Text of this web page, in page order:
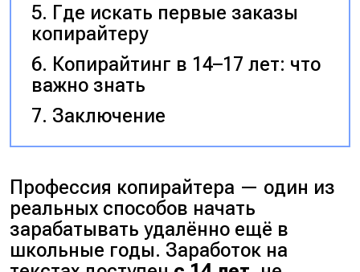
Где искать первые заказы
копирайтеру
Копирайтинг в 14–17 лет: что
важно знать
Заключение
Профессия копирайтера — один из
реальных способов начать
зарабатывать удалённо ещё в
школьные годы. Заработок на